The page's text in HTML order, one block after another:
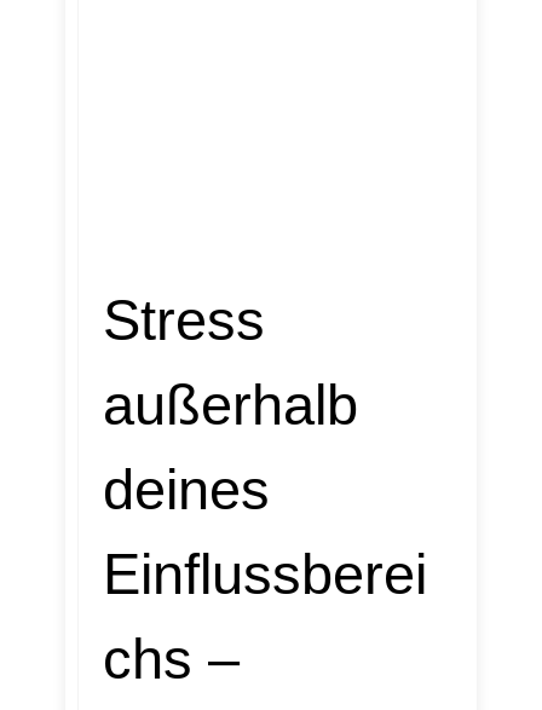
Stress
außerhalb
deines
Einflussberei
chs –